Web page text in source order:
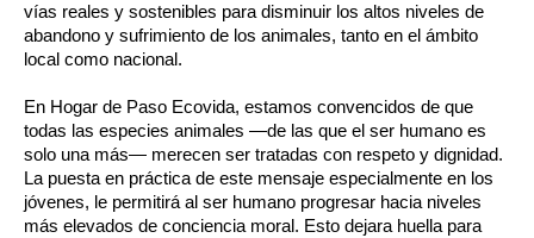
vías reales y sostenibles para disminuir los altos niveles de
abandono y sufrimiento de los animales, tanto en el ámbito
local como nacional.
En Hogar de Paso Ecovida, estamos convencidos de que
todas las especies animales —de las que el ser humano es
solo una más— merecen ser tratadas con respeto y dignidad.
La puesta en práctica de este mensaje especialmente en los
jóvenes, le permitirá al ser humano progresar hacia niveles
más elevados de conciencia moral. Esto dejara huella para